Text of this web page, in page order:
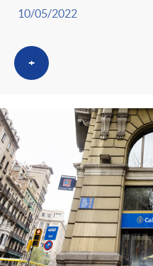
10/05/2022
+